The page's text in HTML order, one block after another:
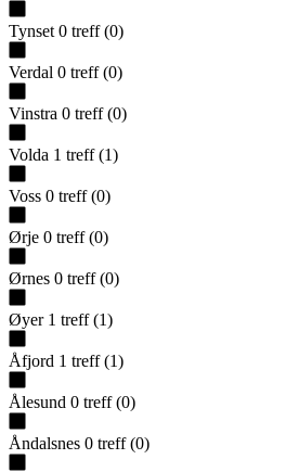
Tynset 0 treff (0)
Verdal 0 treff (0)
Vinstra 0 treff (0)
Volda 1 treff (1)
Voss 0 treff (0)
Ørje 0 treff (0)
Ørnes 0 treff (0)
Øyer 1 treff (1)
Åfjord 1 treff (1)
Ålesund 0 treff (0)
Åndalsnes 0 treff (0)